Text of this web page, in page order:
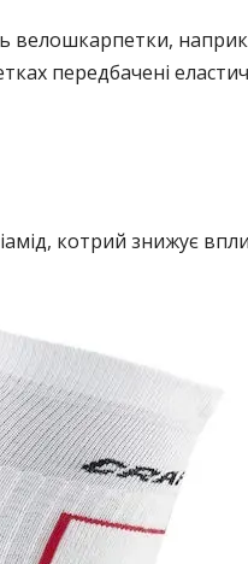
передбачені
котрий знижує